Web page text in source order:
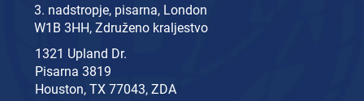
3. nadstropje, pisarna, London
W1B 3HH, Združeno kraljestvo
1321 Upland Dr.
Pisarna 3819
Houston, TX 77043, ZDA